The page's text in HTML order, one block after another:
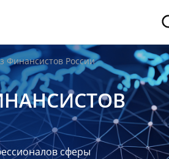
Финансистов России
сферы